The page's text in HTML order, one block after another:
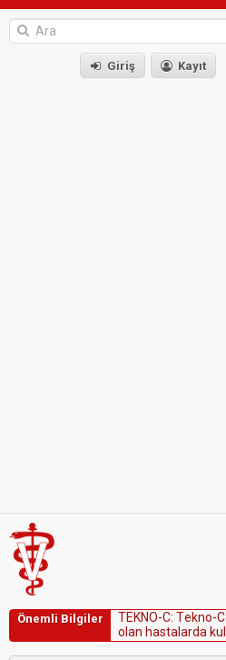
Giriş Kayıt
Önemli Bilgiler TEKNO-C: Tekno-C
o an hasta arda ku